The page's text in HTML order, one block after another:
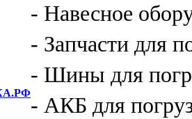
- Навесное
- Запчасти для
- Шины для
- АКБ для